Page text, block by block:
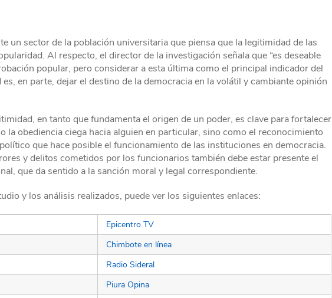
un sector de la población universitaria que piensa que la legitimidad de las
Al respecto, el director de la investigación señala que “es deseable
popular, pero considerar a esta última como el principal indicador del
en parte, dejar el destino de la democracia en la volátil y cambiante opinión
en tanto que fundamenta el origen de un poder, es clave para fortalecer
la obediencia ciega hacia alguien en particular, sino como el reconocimiento
que hace posible el funcionamiento de las instituciones en democracia.
y delitos cometidos por los funcionarios también debe estar presente el
que da sentido a la sanción moral y legal correspondiente.
y los análisis realizados, puede ver los siguientes enlaces:
Epicentro TV
Chimbote en línea
Radio Sideral
Piura Opina